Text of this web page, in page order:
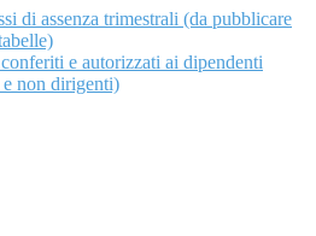
di assenza trimestrali (da pubblicare
e autorizzati ai dipendenti
non dirigenti)